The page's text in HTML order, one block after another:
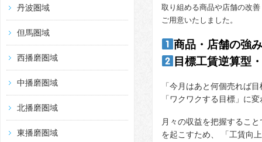
取り組める商品や店舗の改
ご用意いたしました。
商品・店舗の強
目標工賃逆算型
「今月はあと何個売れば
「ワクワクする目標」に
月々の収益を把握するこ
を起こすため、 「工賃向
丹波圏域
但馬圏域
西播磨圏域
中播磨圏域
北播磨圏域
東播磨圏域